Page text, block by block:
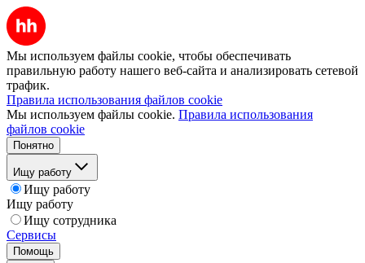
Мы используем файлы cookie, чтобы обеспечивать
правильную работу нашего веб-сайта и анализировать сетевой
трафик.
Правила использования файлов cookie
Мы используем файлы cookie. Правила использования
файлов cookie
Понятно
Ищу работу
Ищу работу
Ищу работу
Ищу сотрудника
Сервисы
Помощь